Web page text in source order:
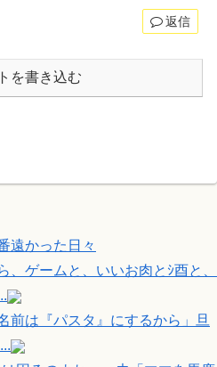
返信
を書き込む
遠かった日々
、ゲームと、いいお肉とｼ酉と、
前は『パスタ』にするから」旦